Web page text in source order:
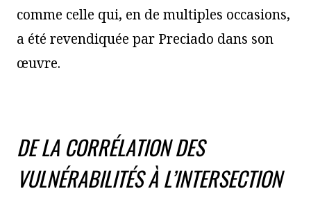
comme celle qui, en de multiples occasions,
a été revendiquée par Preciado dans son
œuvre.
DE LA CORRÉLATION DES
VULNÉRABILITÉS À L’INTERSECTION